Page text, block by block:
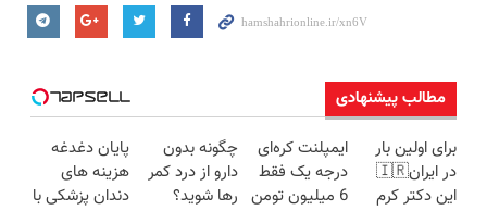
مطالب پیشنهادی
برای اولین بار
در ایران🇮🇷
این دکتر کرم
ایمپلنت کره‌ای
درجه یک فقط
6 میلیون تومن
چگونه بدون
دارو از درد کمر
رها شوید؟
پایان دغدغه
هزینه های
دندان پزشکی با